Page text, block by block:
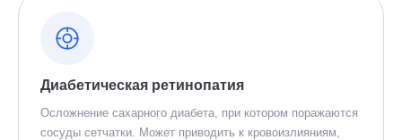
Диабетическая ретинопатия
Осложнение сахарного диабета, при котором поражаются
сосуды сетчатки. Может приводить к кровоизлияниям,